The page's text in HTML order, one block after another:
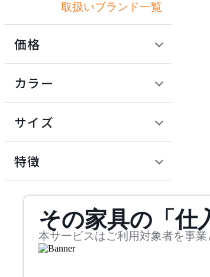
アダル
アダルトータルインテリ
ARIAKE
アルテック
取扱いブランド一覧
価格
カラー
サイズ
mm
検索
~
特徴
その家具の「仕
本サービスはご利用対象者を事